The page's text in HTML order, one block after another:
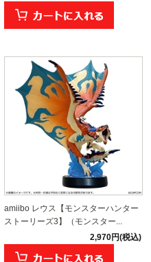
amiibo レウス【モンスターハンター
ストーリーズ3】（モンスター...
2,970円(税込)